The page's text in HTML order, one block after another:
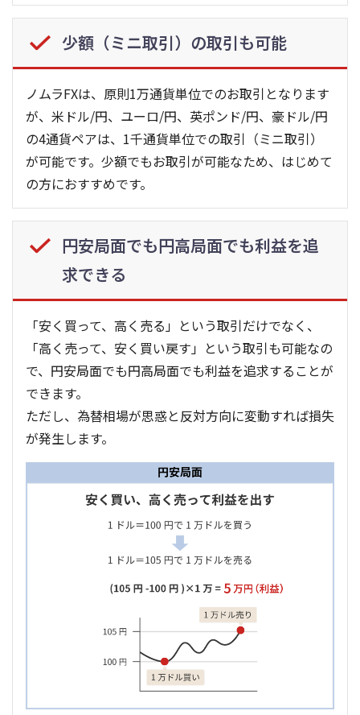
少額（ミニ取引）の取引も可能
ノムラFXは、原則1万通貨単位でのお取引となります
が、米ドル/円、ユーロ/円、英ポンド/円、豪ドル/円
の4通貨ペアは、1千通貨単位での取引（ミニ取引）
が可能です。少額でもお取引が可能なため、はじめて
の方におすすめです。
円安局面でも円高局面でも利益を追
求できる
「安く買って、高く売る」という取引だけでなく、
「高く売って、安く買い戻す」という取引も可能なの
で、円安局面でも円高局面でも利益を追求することが
できます。
ただし、為替相場が思惑と反対方向に変動すれば損失
が発生します。